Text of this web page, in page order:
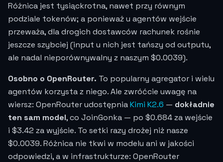
Różnica jest tysiąckrotna, nawet przy równym
podziale tokenów; a ponieważ u agentów wejście
przeważa, dla drogich dostawców rachunek rośnie
jeszcze szybciej (input u nich jest tańszy od outputu,
ale nadal nieporównywalny z naszym $0.0039).
Osobno o OpenRouter. To popularny agregator i wielu
agentów korzysta z niego. Ale zwróćcie uwagę na
wiersz: OpenRouter udostępniaKimi K2.6 — dokładnie
ten sam model, co JoinGonka — po $0.684 za wejście
i $3.42 za wyjście. To setki razy drożej niż nasze
$0.0039. Różnica nie tkwi w modelu ani w jakości
odpowiedzi, a w infrastrukturze: OpenRouter